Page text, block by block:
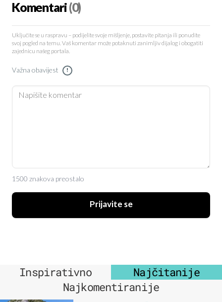
Komentari(0)
Uključite se u raspravu – podijelite svoje mišljenje, postavite pitanja ili ponudite
svoj pogled na temu. Vaš komentar može potaknuti zanimljiv dijalog i obogatiti
zajednicu našeg portala.
Važna obavijest !
1500 znakova preostalo
Prijavite se
Inspirativno
Najčitanije
Najkomentiranije